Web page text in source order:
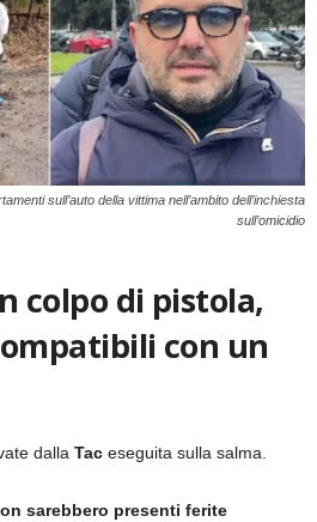
sull’auto della vittima nell’ambito dell’inchiesta
sull’omicidio
colpo di pistola,
con un
dalla Tac eseguita sulla salma.
sarebbero presenti ferite